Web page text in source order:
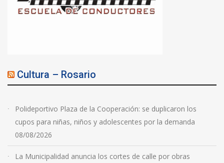
Cultura – Rosario
Polideportivo Plaza de la Cooperación: se duplicaron los
cupos para niñas, niños y adolescentes por la demanda
08/08/2026
La Municipalidad anuncia los cortes de calle por obras